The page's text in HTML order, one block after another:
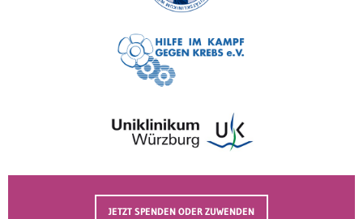
JETZT SPENDEN ODER ZUWENDEN